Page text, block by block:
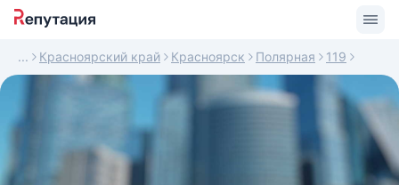
Красноярский край Красноярск Полярная 119